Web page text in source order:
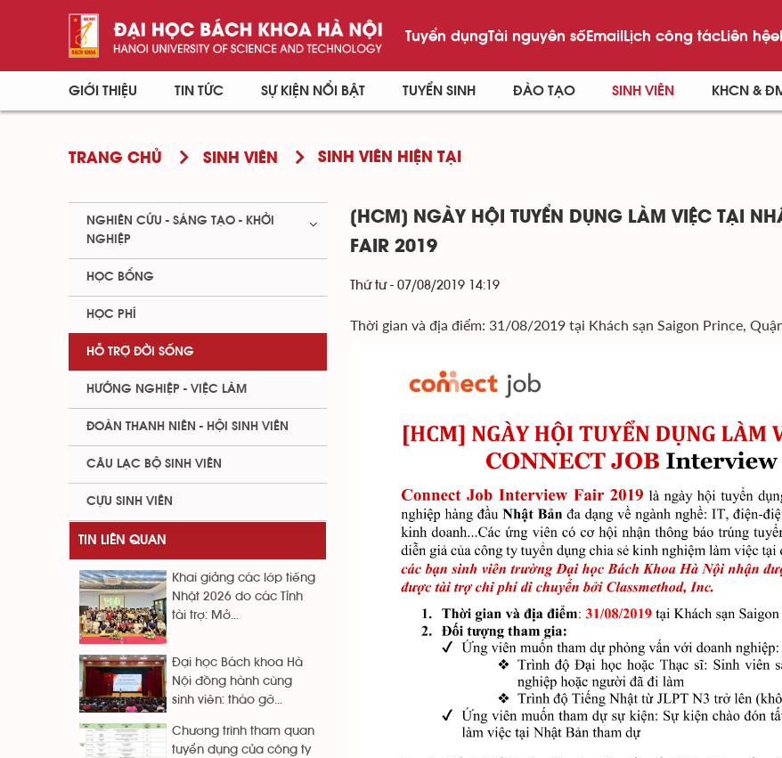
Tuyển dụngTài nguyên sốEmailLịch công tácLiên hệ
GIỚI THIỆU TIN TỨC SỰ KIỆN NỔI BẬT TUYỂN SINH ĐÀO TẠO SINH VIÊN KHCN &
TRANG CHỦ SINH VIÊN SINH VIÊN HIỆN TẠI
[HCM] NGÀY HỘI TUYỂN DỤNG LÀM VIỆC TẠI
FAIR 2019
Thứ tư - 07/08/2019 14:19
Thời gian và địa điểm: 31/08/2019 tại Khách sạn Saigon Prince,
NGHIÊN CỨU - SÁNG TẠO - KHỞI
NGHIỆP
HỌC BỔNG
HỌC PHÍ
HỖ TRỢ ĐỜI SỐNG
HƯỚNG NGHIỆP - VIỆC LÀM
ĐOÀN THANH NIÊN - HỘI SINH VIÊN
CÂU LẠC BỘ SINH VIÊN
CỰU SINH VIÊN
TIN LIÊN QUAN
Khai giảng các lớp tiếng
Nhật 2026 do các Tỉnh
tài trợ: Mở...
Đại học Bách khoa Hà
Nội đồng hành cùng
sinh viên: tháo gỡ...
Chương trình tham quan
tuyển dụng của công ty